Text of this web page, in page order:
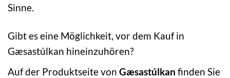
Sinne.
Gibt es eine Möglichkeit, vor dem Kauf in
Gæsastúlkan hineinzuhören?
Auf der Produktseite von Gæsastúlkan finden Sie